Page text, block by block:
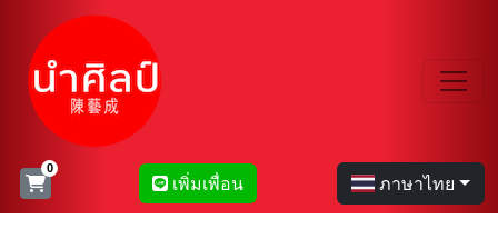
เพิ่มเพื่อน ภาษาไทย